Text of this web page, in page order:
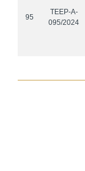
95
TEEP-A-
095/2024